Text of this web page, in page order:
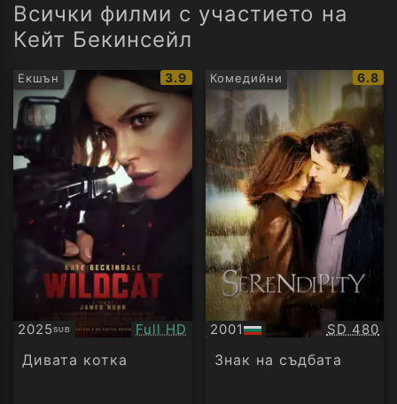
Всички филми с участието на
Кейт Бекинсейл
Екшън
IMDb
рейтинг:
3.9
2025SUB
Субтитри Качество:
Full HD
Дивата котка
Комедийни
IMDb
6.8
2001
БГ
аудио
SD 480
Знак на съдбата